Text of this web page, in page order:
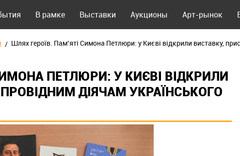
В рамке Выставки Аукционы Арт-рынок
Шлях героїв. Пам’яті Симона Петлюри: у Києві відкрили виставку,
ПЕТЛЮРИ: У КИЄВІ ВІДКРИЛИ
ДІЯЧАМ УКРАЇНСЬКОГО